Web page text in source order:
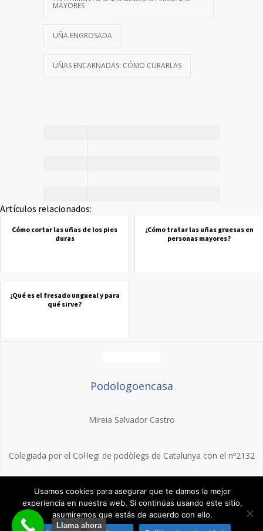
MAYORES
UÑA ENGROSADA
UÑAS ENCARNADAS: CÓMO CURARLAS
Artículos relacionados:
Cómo cortar las uñas de los pies
duras
¿Cómo tratar las uñas gruesas en
personas mayores?
¿Qué es el fresado ungueal y para
qué sirve?
Podologoencasa
Mireia Salvador Castro
Colegiada por el Col·legi de podòlegs de Catalunya con el nº2132
Graduada en podología por la Universidad de Barcelona
Llama ahora
Usamos cookies para asegurar que te damos la mejor
experiencia en nuestra web. Si continúas usando este sitio,
asumiremos que estás de acuerdo con ello.